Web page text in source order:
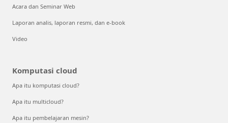
Acara dan Seminar Web
Laporan analis, laporan resmi, dan e-book
Video
Komputasi cloud
Apa itu komputasi cloud?
Apa itu multicloud?
Apa itu pembelajaran mesin?